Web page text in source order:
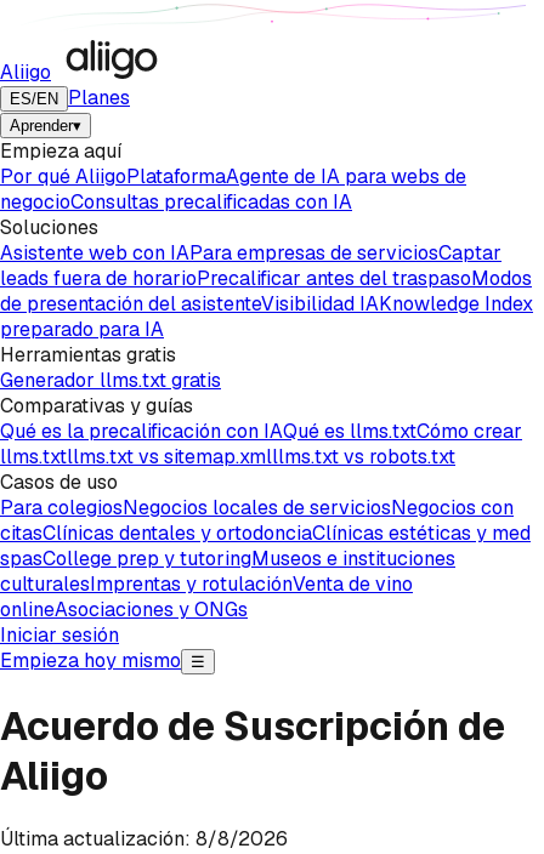
Aliigo
ES/EN Planes
Aprender▾
Empieza aquí
Por qué AliigoPlataformaAgente de IA para webs de
negocioConsultas precalificadas con IA
Soluciones
Asistente web con IAPara empresas de serviciosCaptar
leads fuera de horarioPrecalificar antes del traspasoModos
de presentación del asistenteVisibilidad IAKnowledge Index
preparado para IA
Herramientas gratis
Generador llms.txt gratis
Comparativas y guías
Qué es la precalificación con IAQué es llms.txtCómo crear
llms.txtllms.txt vs sitemap.xmlllms.txt vs robots.txt
Casos de uso
Para colegiosNegocios locales de serviciosNegocios con
citasClínicas dentales y ortodonciaClínicas estéticas y med
spasCollege prep y tutoringMuseos e instituciones
culturalesImprentas y rotulaciónVenta de vino
onlineAsociaciones y ONGs
Iniciar sesión
Empieza hoy mismo
☰
Acuerdo de Suscripción de
Aliigo
Última actualización: 8/8/2026